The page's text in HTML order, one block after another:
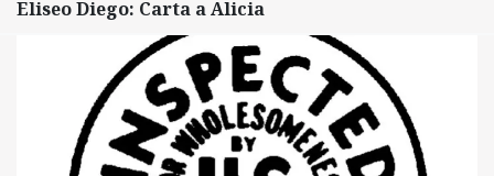
Eliseo Diego: Carta a Alicia